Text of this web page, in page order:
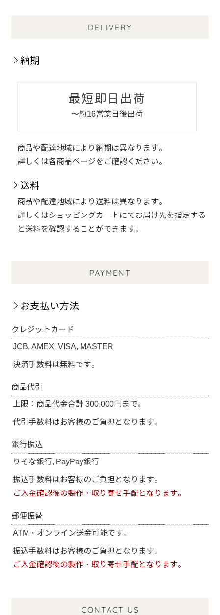
DELIVERY
納期
最短即日出荷
〜約16営業日後出荷
商品や配達地域により納期は異なります。
詳しくは各商品ページをご確認ください。
送料
商品や配達地域により送料は異なります。
詳しくはショッピングカートにてお届け先を指定する
と送料を確認することができます。
PAYMENT
お支払い方法
クレジットカード
JCB, AMEX, VISA, MASTER
決済手数料は無料です。
商品代引
上限：商品代金合計 300,000円まで。
代引手数料はお客様のご負担となります。
銀行振込
りそな銀行, PayPay銀行
振込手数料はお客様のご負担となります。
ご入金確認後の製作・取り寄せ手配となります。
郵便振替
ATM・オンライン送金可能です。
振込手数料はお客様のご負担となります。
ご入金確認後の製作・取り寄せ手配となります。
CONTACT US